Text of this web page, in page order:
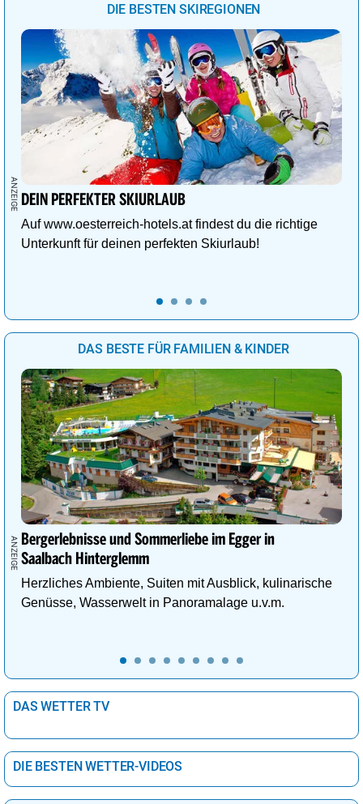
DIE BESTEN SKIREGIONEN
DEIN PERFEKTER SKIURLAUB
Auf www.oesterreich-hotels.at findest du die richtige
Unterkunft für deinen perfekten Skiurlaub!
DAS BESTE FÜR FAMILIEN & KINDER
Bergerlebnisse und Sommerliebe im Egger in
Saalbach Hinterglemm
Herzliches Ambiente, Suiten mit Ausblick, kulinarische
Genüsse, Wasserwelt in Panoramalage u.v.m.
DAS WETTER TV
DIE BESTEN WETTER-VIDEOS